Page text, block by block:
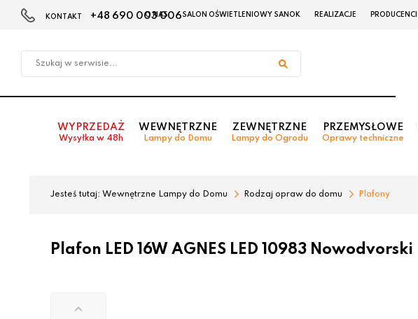
w
KONTAKT +48 690 003 006
O NAS SALON OŚWIETLENIOWY SANOK REALIZACJE PRODUCENCI
WYPRZEDAŻ
Wysyłka w 48h
WEWNĘTRZNE
Lampy do Domu
ZEWNĘTRZNE
Lampy do Ogrodu
PRZEMYSŁOWE
Oprawy techniczne
Jesteś tutaj: Wewnętrzne Lampy do Domu Rodzaj opraw do domu Plafony
Plafon LED 16W AGNES LED 10983 Nowodvorski